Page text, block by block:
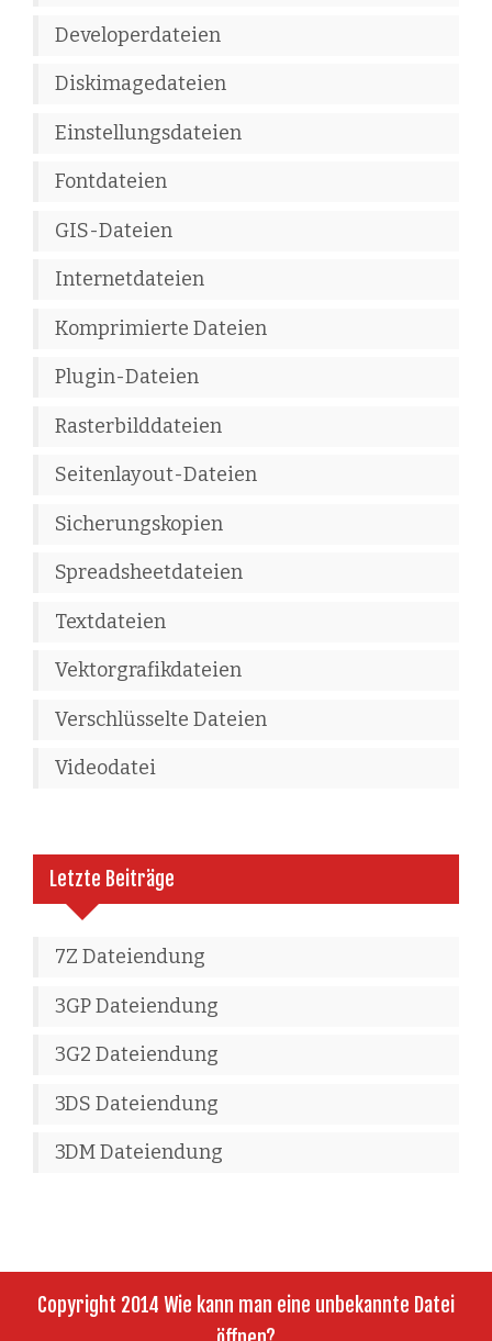
Developerdateien
Diskimagedateien
Einstellungsdateien
Fontdateien
GIS-Dateien
Internetdateien
Komprimierte Dateien
Plugin-Dateien
Rasterbilddateien
Seitenlayout-Dateien
Sicherungskopien
Spreadsheetdateien
Textdateien
Vektorgrafikdateien
Verschlüsselte Dateien
Videodatei
Letzte Beiträge
7Z Dateiendung
3GP Dateiendung
3G2 Dateiendung
3DS Dateiendung
3DM Dateiendung
Copyright 2014 Wie kann man eine unbekannte Datei